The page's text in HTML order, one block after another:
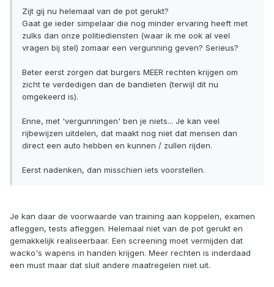
Zijt gij nu helemaal van de pot gerukt?
Gaat ge ieder simpelaar die nog minder ervaring heeft met
zulks dan onze politiediensten (waar ik me ook al veel
vragen bij stel) zomaar een vergunning geven? Serieus?
Beter eerst zorgen dat burgers MEER rechten krijgen om
zicht te verdedigen dan de bandieten (terwijl dit nu
omgekeerd is).
Enne, met 'vergunningen' ben je niets... Je kan veel
rijbewijzen uitdelen, dat maakt nog niet dat mensen dan
direct een auto hebben en kunnen / zullen rijden.
Eerst nadenken, dan misschien iets voorstellen.
Je kan daar de voorwaarde van training aan koppelen, examen
afleggen, tests afleggen. Helemaal niet van de pot gerukt en
gemakkelijk realiseerbaar. Een screening moet vermijden dat
wacko's wapens in handen krijgen. Meer rechten is inderdaad
een must maar dat sluit andere maatregelen niet uit.